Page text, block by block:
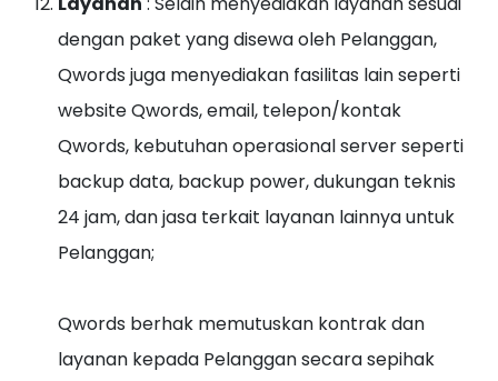
dengan paket yang disewa oleh Pelanggan,
Qwords juga menyediakan fasilitas lain seperti
website Qwords, email, telepon/kontak
Qwords, kebutuhan operasional server seperti
backup data, backup power, dukungan teknis
24 jam, dan jasa terkait layanan lainnya untuk
Pelanggan;
Qwords berhak memutuskan kontrak dan
layanan kepada Pelanggan secara sepihak